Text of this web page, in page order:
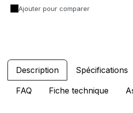
Ajouter pour comparer
Description Spécifications
FAQ Fiche technique